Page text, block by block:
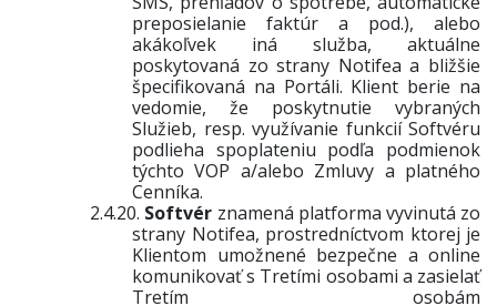
preposielanie faktúr a pod.), alebo
akákoľvek iná služba, aktuálne
poskytovaná zo strany Notifea a bližšie
špecifikovaná na Portáli. Klient berie na
vedomie, že poskytnutie vybraných
Služieb, resp. využívanie funkcií Softvéru
podlieha spoplateniu podľa podmienok
týchto VOP a/alebo Zmluvy a platného
Cenníka.
2.4.20. Softvér znamená platforma vyvinutá zo
strany Notifea, prostredníctvom ktorej je
Klientom umožnené bezpečne a online
komunikovať s Tretími osobami a zasielať
Tretím osobám